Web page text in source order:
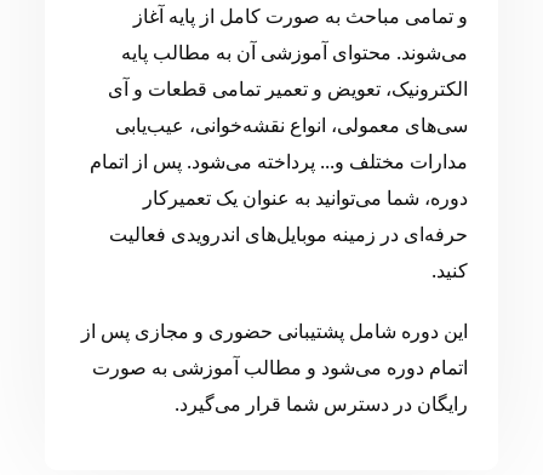
و تمامی مباحث به صورت کامل از پایه آغاز
می‌شوند. محتوای آموزشی آن به مطالب پایه
الکترونیک، تعویض و تعمیر تمامی قطعات و آی
سی‌های معمولی، انواع نقشه‌خوانی، عیب‌یابی
مدارات مختلف و... پرداخته می‌شود. پس از اتمام
دوره، شما می‌توانید به عنوان یک تعمیرکار
حرفه‌ای در زمینه موبایل‌های اندرویدی فعالیت
کنید.
این دوره شامل پشتیبانی حضوری و مجازی پس از
اتمام دوره می‌شود و مطالب آموزشی به صورت
رایگان در دسترس شما قرار می‌گیرد.